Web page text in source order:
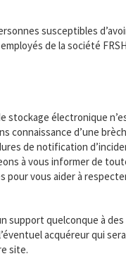
susceptibles
de la société
stockage électronique
connaissance d’une
de notification
à vous informer de
vous aider à
support quelconque à des
acquéreur qui
site.